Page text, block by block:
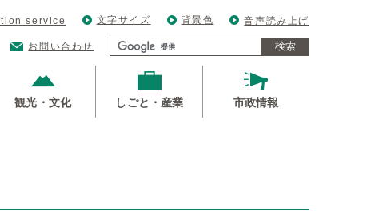
service 文字サイズ 背景色 音声読み上げ
お問い合わせ 検索
観光・文化 しごと・産業 市政情報